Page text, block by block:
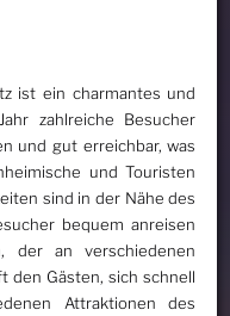
ist ein charmantes und
zahlreiche Besucher
und gut erreichbar, was
und Touristen
sind in der Nähe des
bequem anreisen
der an verschiedenen
den Gästen, sich schnell
Attraktionen des